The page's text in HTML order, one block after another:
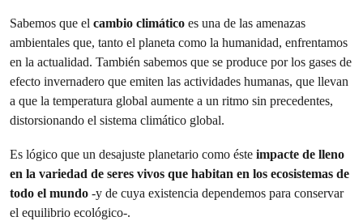
Sabemos que el cambio climático es una de las amenazas
ambientales que, tanto el planeta como la humanidad, enfrentamos
en la actualidad. También sabemos que se produce por los gases de
efecto invernadero que emiten las actividades humanas, que llevan
a que la temperatura global aumente a un ritmo sin precedentes,
distorsionando el sistema climático global.
Es lógico que un desajuste planetario como éste impacte de lleno
en la variedad de seres vivos que habitan en los ecosistemas de
todo el mundo -y de cuya existencia dependemos para conservar
el equilibrio ecológico-.